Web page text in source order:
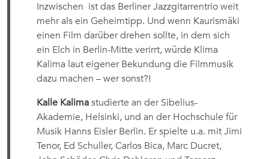
Inzwischen ist das Berliner Jazzgitarrentrio weit
mehr als ein Geheimtipp. Und wenn Kaurismäki
einen Film darüber drehen sollte, in dem sich
ein Elch in Berlin-Mitte verirrt, würde Klima
Kalima laut eigener Bekundung die Filmmusik
dazu machen – wer sonst?!
Kalle Kalima studierte an der Sibelius-
Akademie, Helsinki, und an der Hochschule für
Musik Hanns Eisler Berlin. Er spielte u.a. mit Jimi
Tenor, Ed Schuller, Carlos Bica, Marc Ducret,